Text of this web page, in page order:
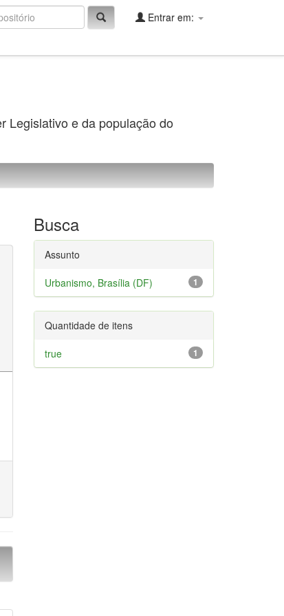
Entrar em:
Legislativo e da população do
Busca
Assunto
1
Urbanismo, Brasília (DF)
Quantidade de itens
1
true